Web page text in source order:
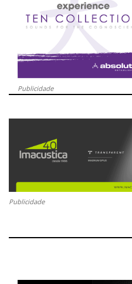
Publicidade
Publicidade